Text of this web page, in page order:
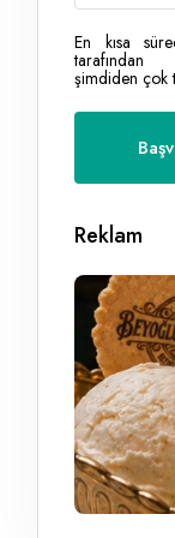
En kısa
tarafından
şimdiden çok
Reklam